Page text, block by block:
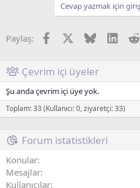
Cevap yazmak için
Paylaş: FacebookX (Twitter)
Bluesky
Çevrim içi üyeler
Şu anda çevrim içi üye yok.
Toplam: 33 (Kullanıcı: 0, ziyaretçi: 33)
Forum istatistikleri
Konular
Mesajlar
Kullanıcılar